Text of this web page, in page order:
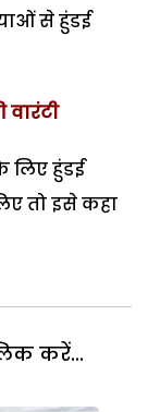
से हुंडई
लिए हुंडई
तो इसे कहा
करें...